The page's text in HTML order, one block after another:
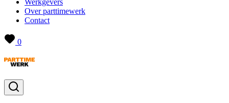
Werkgevers
Over parttimewerk
Contact
0